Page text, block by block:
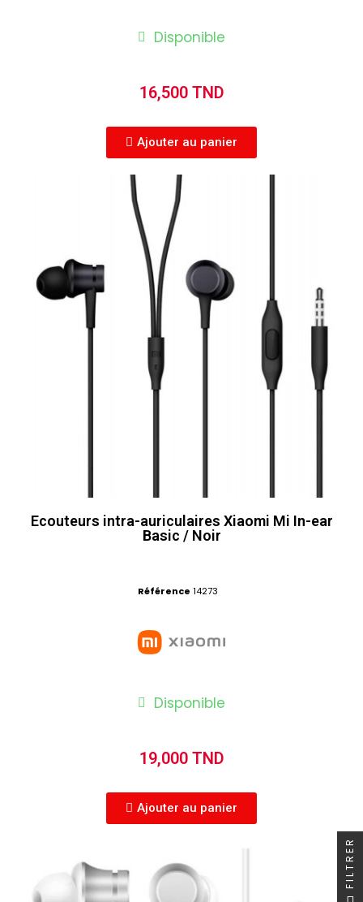
Disponible
16,500 TND
Ajouter au panier
Ecouteurs intra-auriculaires Xiaomi Mi In-ear
Basic / Noir
Référence 14273
Disponible
19,000 TND
Ajouter au panier
FILTRER